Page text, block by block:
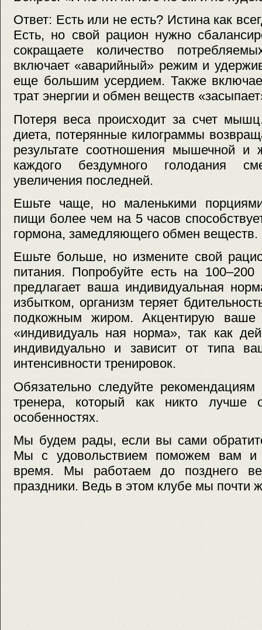
Ответ: Есть или не есть? Истина как
Есть, но свой рацион нужно
сокращаете количество
включает «аварийный» режим и
еще большим усердием. Также
трат энергии и обмен веществ
Потеря веса происходит за счет
диета, потерянные килограммы
результате соотношения мышечной и
каждого бездумного голодания
увеличения последней.
Ешьте чаще, но маленькими
пищи более чем на 5 часов
гормона, замедляющего обмен веществ.
Ешьте больше, но измените свой
питания. Попробуйте есть на
предлагает ваша индивидуальная
избытком, организм теряет
подкожным жиром. Акцентирую ваше
«индивидуаль ная норма», так как
индивидуально и зависит от типа
интенсивности тренировок.
Обязательно следуйте рекомендациям
тренера, который как никто лучше
особенностях.
Мы будем рады, если вы сами
Мы с удовольствием поможем вам и
время. Мы работаем до позднего
праздники. Ведь в этом клубе мы